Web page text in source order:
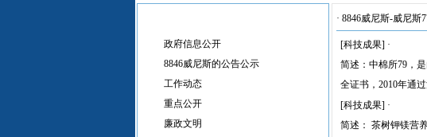
政府信息公开
8846威尼斯的公告公示
工作动态
重点公开
廉政文明
· 8846威尼斯-威尼斯
[科技成果] ·
简述：中棉所79，
全证书，2010年通
[科技成果] ·
简述： 茶树钾镁营